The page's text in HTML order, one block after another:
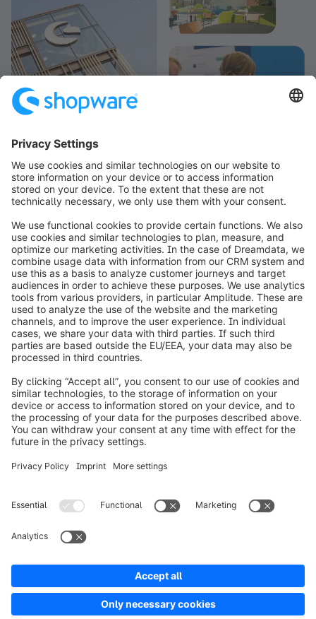
info@shopware.com
Informazioni su Shopware
Prodotti
Soluzioni
Terms & ConditionsPrivacyLegal notice